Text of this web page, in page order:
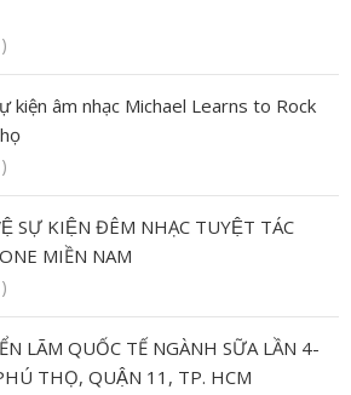
âm nhạc Michael Learns to Rock
SỰ KIỆN ĐÊM NHẠC TUYỆT TÁC
MIỀN NAM
LÃM QUỐC TẾ NGÀNH SỮA LẦN 4-
THỌ, QUẬN 11, TP. HCM